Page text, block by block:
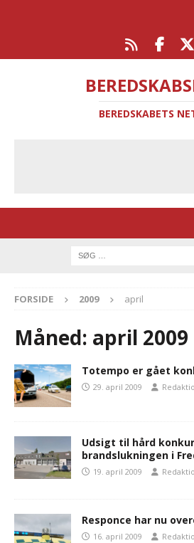
BEREDSKABETS
FORSIDE 2009 april
Måned: april 2009
Totempo er gået
29. april 2009
Udsigt til hård
brandslukningen i
19. april 2009
Responce har nu
16. april 2009